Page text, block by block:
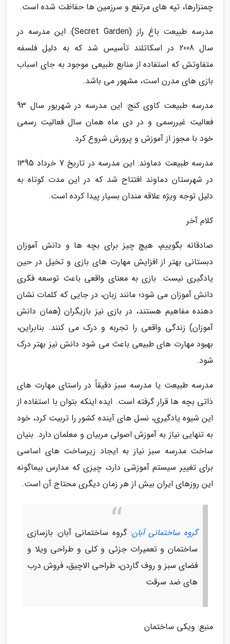
چمنزارها، تپه های مرتفع و سرزمین ها حفاظت شده است.
مدرسه طبیعت باغ راز (Secret Garden): این مدرسه در
سال 2008 در اسکاتلند تأسیس شد که به دلیل فلسفه
متفاوتش که استفاده از منابع طبیعی موجود به جای اسباب
بازی های مدرن است، مشهور می باشد.
مدرسه طبیعت کاوی کنج: این مدرسه در شهریور سال 93
فعالیت غیررسمی و در دی ماه همان سال فعالیت رسمی
خود با مجوز از آموزش و پرورش شروع کرد.
مدرسه طبیعت دماوند: این مدرسه در تاریخ 7 خرداد 1395
در شهرستان دماوند افتتاح شد که در این مدت کوتاه به
دلیل توجه ویژه علاقه مندان بسیار پیدا کرده است.
کلام آخر
صادقانه بگوییم، هیچ چیز برای بچه ها و دانش آموزان
دبستانی بهتر از افزایش مهارت های بازی و تخیل در حین
یادگیری نیست. بازی به معنای واقعی باعث توسعه فکری
دانش آموزان می شود؛ مانند زبان، در جایی که کلمات نشان
دهنده مفاهیم هستند، در بازی نیز بازیگران (همان دانش
آموزان) زندگی واقعی را تجربه و درک می کنند. بنابراین،
بهبود مهارت های طبیعی باعث می شود دانش نیز بهتر درک
شود.
مدرسه طبیعت یا مدرسه سبز دقیقاً در راستای مهارت های
ذاتی بچه ها قرار گرفته است. ایده اینکه بتوان با استفاده از
این شیوه یادگیری، نسل های آینده کشور را تربیت کرد، خود
به تنهایی نیاز به آموزش اصولی مربیان و معلمان دارد. بنیان
ساخت مدرسه سبز نیاز به ایجاد زیرساخت های اساسی
برای تغییر سیستم آموزشی دارد، چیزی که مدارس بیماگونه
این روزهای ایران بیش از هر زمان دیگری محتاج آن است.
گروه ساختمانی آبان: گروه ساختمانی آبان: بازسازی
ساختمان و تعمیرات جزئی و کلی و طراحی ویلا و
فضای سبز و روف گاردن، طراحی الاچیق، فروش درب
های ضد سرقت
منبع: ویکی ساختمان